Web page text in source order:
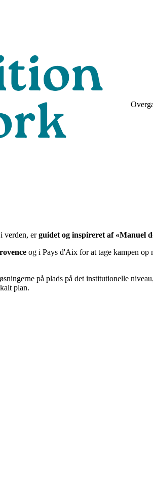
verden, erguidet og inspireret af «Manuel
og i Pays d'Aix for at tage kampen
på plads på det institutionelle
plan.